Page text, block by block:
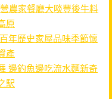
農家餐廳大啖豐後牛料
原
年歷史家屋品味季節懷
產
邊釣魚邊吃流水麵新奇
駅